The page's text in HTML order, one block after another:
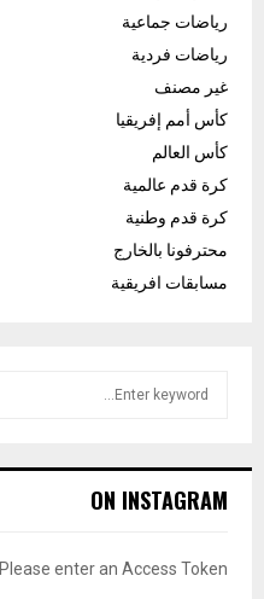
رياضات جماعية
رياضات فردية
غير مصنف
كأس أمم إفريقيا
كأس العالم
كرة قدم عالمية
كرة قدم وطنية
محترفونا بالخارج
مسابقات افريقية
h
ON INSTAGRAM
Please enter an Access Token